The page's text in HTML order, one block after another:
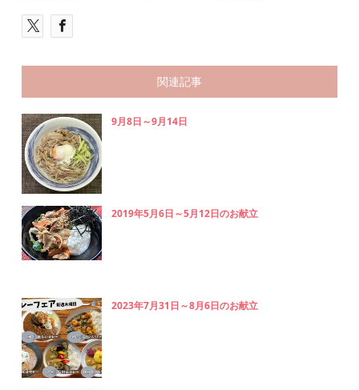
関連記事
9月8日～9月14日
2019年5月6日～5月12日のお献立
2023年7月31日～8月6日のお献立